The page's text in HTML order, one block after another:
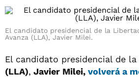
El candidato presidencial de la
Avanza (LLA), Javier Milei.
El candidato presidencial de la
(LLA), Javier Milei, volverá a